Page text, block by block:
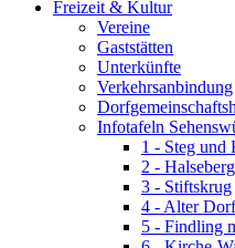
Freizeit & Kultur
Vereine
Gaststätten
Unterkünfte
Verkehrsanbindung
Infotafeln
1 - Steg und
2 - Halseberg
3 - Stiftskrug
4 - Alter
5 - Findling